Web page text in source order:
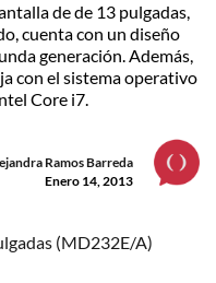
de de 13 pulgadas,
cuenta con un diseño
generación. Además,
con el sistema operativo
Core i7.
Ramos Barreda
Enero 14, 2013